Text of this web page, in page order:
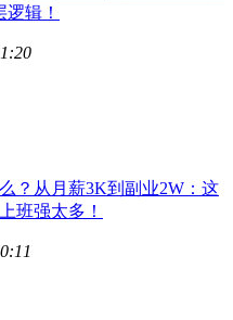
辑！
？从月薪3K到副业2W：这
班强太多！